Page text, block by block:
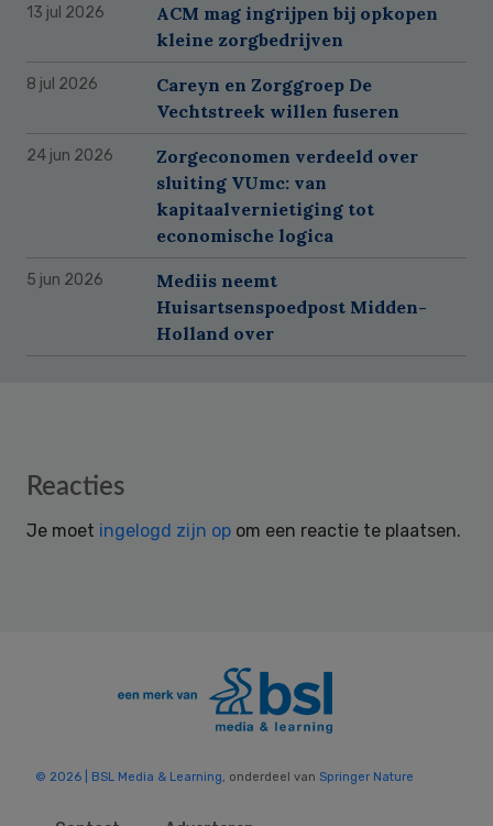
13 jul 2026
ACM mag ingrijpen bij opkopen
kleine zorgbedrijven
8 jul 2026
Careyn en Zorggroep De
Vechtstreek willen fuseren
24 jun 2026
Zorgeconomen verdeeld over
sluiting VUmc: van
kapitaalvernietiging tot
economische logica
5 jun 2026
Mediis neemt
Huisartsenspoedpost Midden-
Holland over
Reader
Reacties
Je moet ingelogd zijn op om een reactie te plaatsen.
© 2026 | BSL Media & Learning, onderdeel van Springer Nature